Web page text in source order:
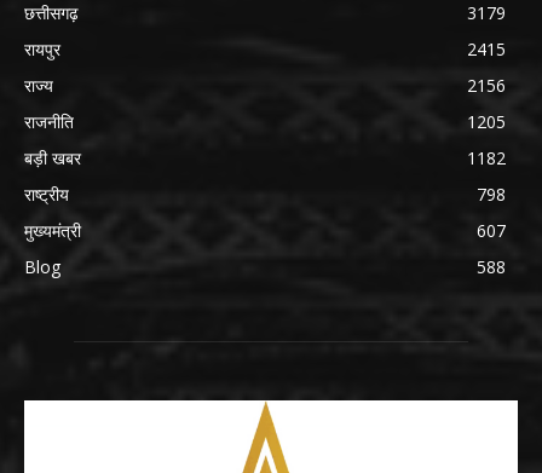
छत्तीसगढ़
3179
रायपुर
2415
राज्य
2156
राजनीति
1205
बड़ी खबर
1182
राष्ट्रीय
798
मुख्यमंत्री
607
Blog
588